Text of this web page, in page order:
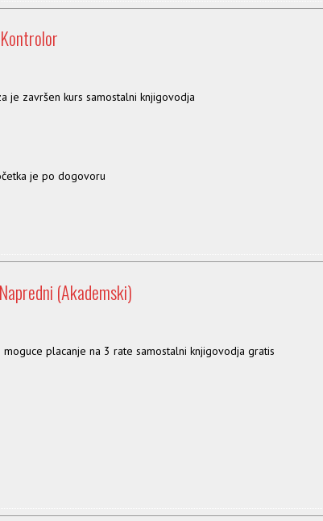
je završen kurs samostalni knjigovodja
je po dogovoru
(Akademski)
placanje na 3 rate samostalni knjigovodja gratis